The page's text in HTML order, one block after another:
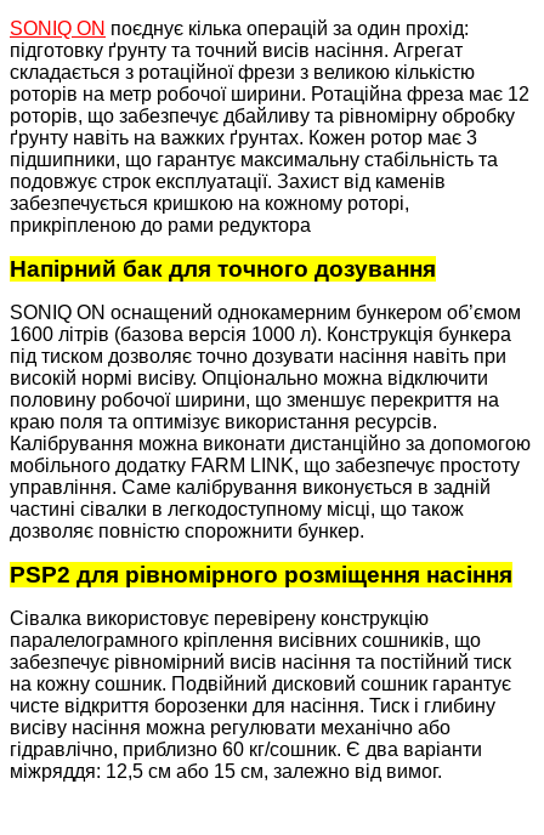
SONIQ ON поєднує кілька операцій за один прохід:
підготовку ґрунту та точний висів насіння. Агрегат
складається з ротаційної фрези з великою кількістю
роторів на метр робочої ширини. Ротаційна фреза має 12
роторів, що забезпечує дбайливу та рівномірну обробку
ґрунту навіть на важких ґрунтах. Кожен ротор має 3
підшипники, що гарантує максимальну стабільність та
подовжує строк експлуатації. Захист від каменів
забезпечується кришкою на кожному роторі,
прикріпленою до рами редуктора
Напірний бак для точного дозування
SONIQ ON оснащений однокамерним бункером об’ємом
1600 літрів (базова версія 1000 л). Конструкція бункера
під тиском дозволяє точно дозувати насіння навіть при
високій нормі висіву. Опціонально можна відключити
половину робочої ширини, що зменшує перекриття на
краю поля та оптимізує використання ресурсів.
Калібрування можна виконати дистанційно за допомогою
мобільного додатку FARM LINK, що забезпечує простоту
управління. Саме калібрування виконується в задній
частині сівалки в легкодоступному місці, що також
дозволяє повністю спорожнити бункер.
PSP2 для рівномірного розміщення насіння
Сівалка використовує перевірену конструкцію
паралелограмного кріплення висівних сошників, що
забезпечує рівномірний висів насіння та постійний тиск
на кожну сошник. Подвійний дисковий сошник гарантує
чисте відкриття борозенки для насіння. Тиск і глибину
висіву насіння можна регулювати механічно або
гідравлічно, приблизно 60 кг/сошник. Є два варіанти
міжряддя: 12,5 см або 15 см, залежно від вимог.